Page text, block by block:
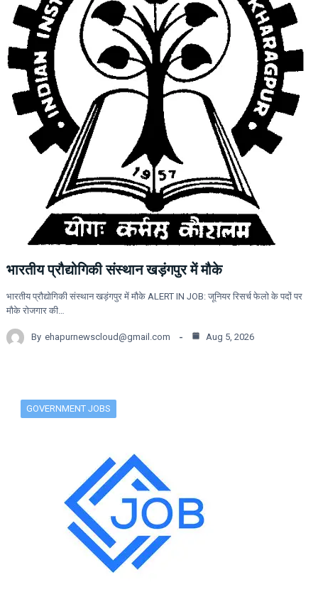
भारतीय प्रौद्योगिकी संस्थान खड़ंगपुर में मौके
भारतीय प्रौद्योगिकी संस्थान खड़ंगपुर में मौके ALERT IN JOB: जूनियर रिसर्च फेलो के पदों पर
मौके रोजगार की…
By ehapurnewscloud@gmail.com Aug 5, 2026
GOVERNMENT JOBS